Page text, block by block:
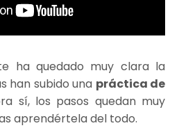
ha quedado muy clara la
han subido una práctica de
sí, los pasos quedan muy
aprendértela del todo.